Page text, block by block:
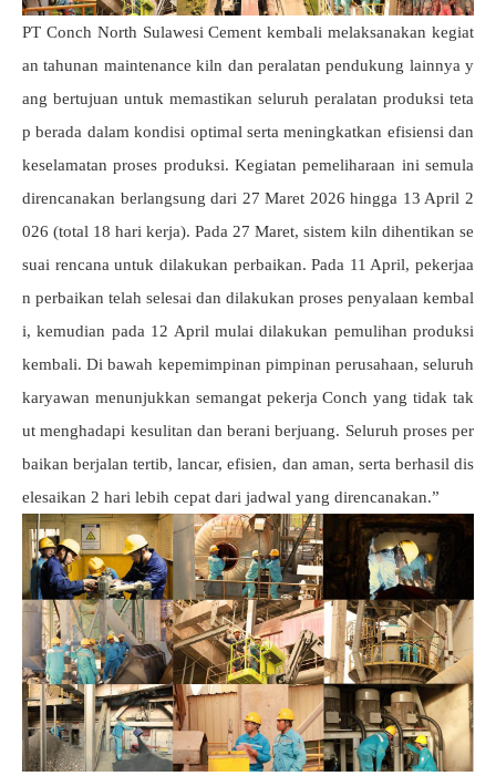
PT Conch North Sulawesi Cement kembali melaksanakan kegiat
an tahunan maintenance kiln dan peralatan pendukung lainnya y
ang bertujuan untuk memastikan seluruh peralatan produksi teta
p berada dalam kondisi optimal serta meningkatkan efisiensi dan
keselamatan proses produksi. Kegiatan pemeliharaan ini semula
direncanakan berlangsung dari 27 Maret 2026 hingga 13 April 2
026 (total 18 hari kerja). Pada 27 Maret, sistem kiln dihentikan se
suai rencana untuk dilakukan perbaikan. Pada 11 April, pekerjaa
n perbaikan telah selesai dan dilakukan proses penyalaan kembal
i, kemudian pada 12 April mulai dilakukan pemulihan produksi
kembali. Di bawah kepemimpinan pimpinan perusahaan, seluruh
karyawan menunjukkan semangat pekerja Conch yang tidak tak
ut menghadapi kesulitan dan berani berjuang. Seluruh proses per
baikan berjalan tertib, lancar, efisien, dan aman, serta berhasil dis
elesaikan 2 hari lebih cepat dari jadwal yang direncanakan.”